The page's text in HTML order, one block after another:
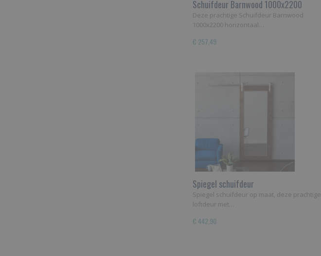
Schuifdeur Barnwood 1000x2200
Deze prachtige Schuifdeur Barnwood
1000x2200 horizontaal…
€ 257,49
Spiegel schuifdeur
Spiegel schuifdeur op maat, deze prachtige
loftdeur met…
€ 442,90